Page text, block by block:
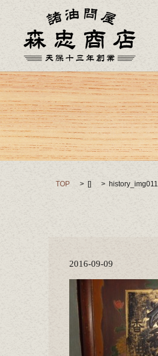
TOP [] history_img011
2016-09-09